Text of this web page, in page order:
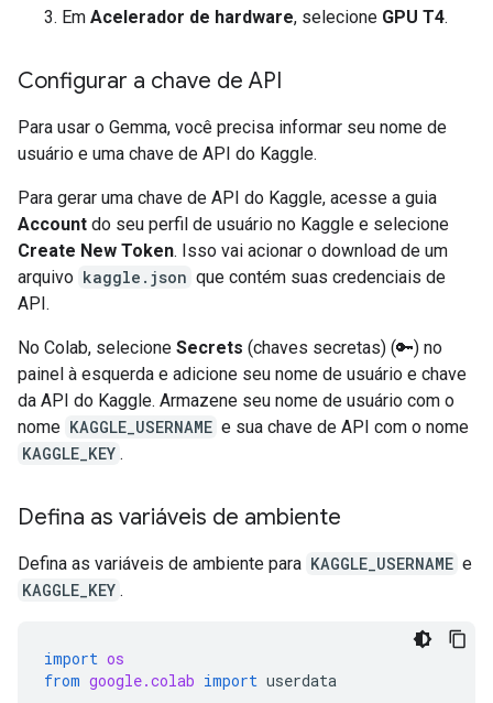
Em Acelerador de hardware, selecione GPU T4.
Configurar a chave de API
Para usar o Gemma, você precisa informar seu nome de
usuário e uma chave de API do Kaggle.
Para gerar uma chave de API do Kaggle, acesse a guia
Account do seu perfil de usuário no Kaggle e selecione
Create New Token. Isso vai acionar o download de um
arquivo kaggle.json que contém suas credenciais de
API.
No Colab, selecione Secrets (chaves secretas) (🔑) no
painel à esquerda e adicione seu nome de usuário e chave
da API do Kaggle. Armazene seu nome de usuário com o
nome KAGGLE_USERNAME e sua chave de API com o nome
KAGGLE_KEY .
Defina as variáveis de ambiente
Defina as variáveis de ambiente para KAGGLE_USERNAME e
KAGGLE_KEY .
import os
from google.colab import userdata